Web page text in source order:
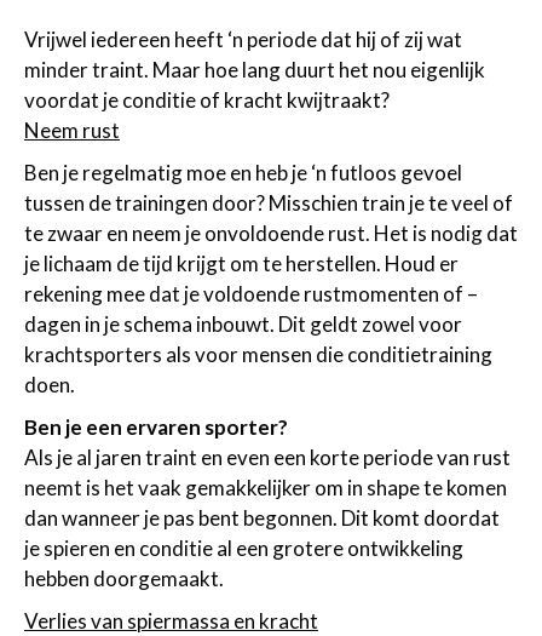
Vrijwel iedereen heeft ‘n periode dat hij of zij wat
minder traint. Maar hoe lang duurt het nou eigenlijk
voordat je conditie of kracht kwijtraakt?
Neem rust
Ben je regelmatig moe en heb je ‘n futloos gevoel
tussen de trainingen door? Misschien train je te veel of
te zwaar en neem je onvoldoende rust. Het is nodig dat
je lichaam de tijd krijgt om te herstellen. Houd er
rekening mee dat je voldoende rustmomenten of –
dagen in je schema inbouwt. Dit geldt zowel voor
krachtsporters als voor mensen die conditietraining
doen.
Ben je een ervaren sporter?
Als je al jaren traint en even een korte periode van rust
neemt is het vaak gemakkelijker om in shape te komen
dan wanneer je pas bent begonnen. Dit komt doordat
je spieren en conditie al een grotere ontwikkeling
hebben doorgemaakt.
Verlies van spiermassa en kracht